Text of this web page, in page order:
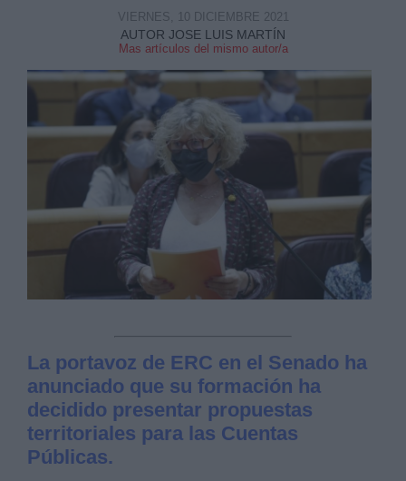
AUTOR JOSE LUIS MARTÍN
Mas artículos del mismo autor/a
VIERNES, 10 DICIEMBRE 2021
La portavoz de ERC en el Senado ha
anunciado que su formación ha
decidido presentar propuestas
territoriales para las Cuentas
Públicas.